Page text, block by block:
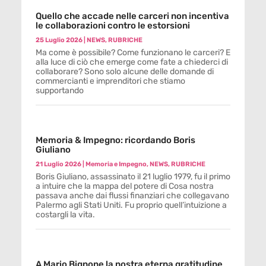
Quello che accade nelle carceri non incentiva
le collaborazioni contro le estorsioni
25 Luglio 2026| NEWS, RUBRICHE
Ma come è possibile? Come funzionano le carceri? E
alla luce di ciò che emerge come fate a chiederci di
collaborare? Sono solo alcune delle domande di
commercianti e imprenditori che stiamo
supportando
Memoria & Impegno: ricordando Boris
Giuliano
21 Luglio 2026| Memoria e Impegno, NEWS, RUBRICHE
Boris Giuliano, assassinato il 21 luglio 1979, fu il primo
a intuire che la mappa del potere di Cosa nostra
passava anche dai flussi finanziari che collegavano
Palermo agli Stati Uniti. Fu proprio quell’intuizione a
costargli la vita.